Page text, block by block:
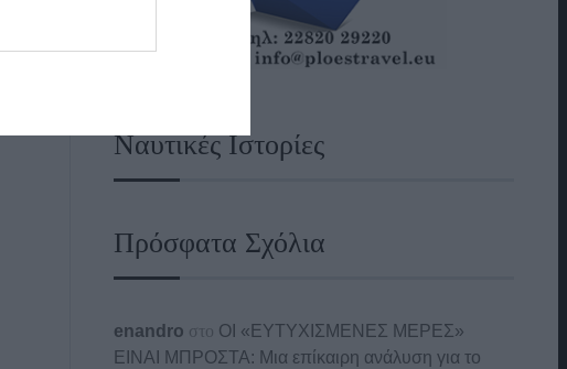
Ναυτικές Ιστορίες
Πρόσφατα Σχόλια
enandro στο ΟΙ «ΕΥΤΥΧΙΣΜΕΝΕΣ ΜΕΡΕΣ»
ΕΙΝΑΙ ΜΠΡΟΣΤΑ: Μια επίκαιρη ανάλυση για το